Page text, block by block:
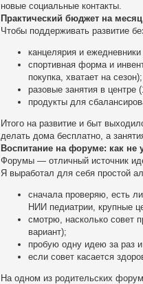
новые социальные контакты.
Практический бюджет на
Чтобы поддерживать развитие
канцелярия и
спортивная форма и
покупка, хватает на сезон);
разовые занятия в
продукты для
Итого на развитие и быт
делать дома бесплатно, а
Воспитание на форуме: как не
Форумы — отличный источник
Я выработал для себя простой
сначала проверяю, есть
НИИ педиатрии, крупные
смотрю, насколько совет
вариант);
пробую одну идею за раз
если совет касается
На одном из родительских